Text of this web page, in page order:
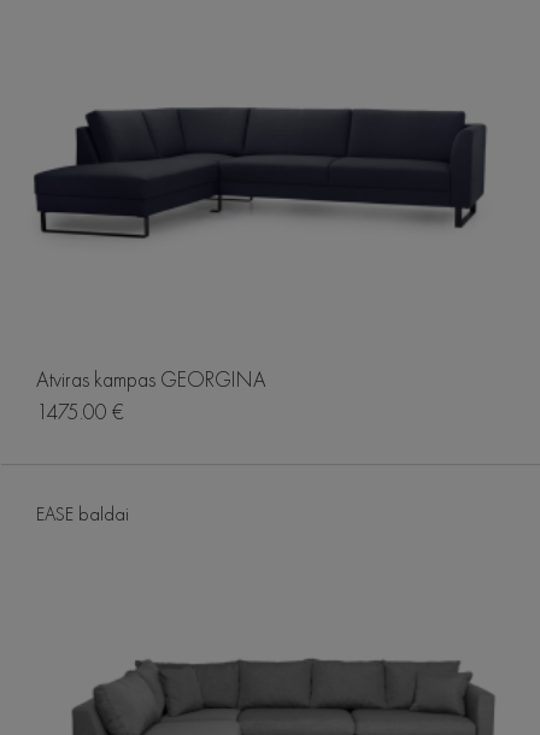
Atviras kampas GEORGINA
1475.00 €
EASE baldai